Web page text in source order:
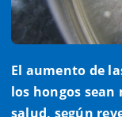
El aumento de
los hongos
salud, según